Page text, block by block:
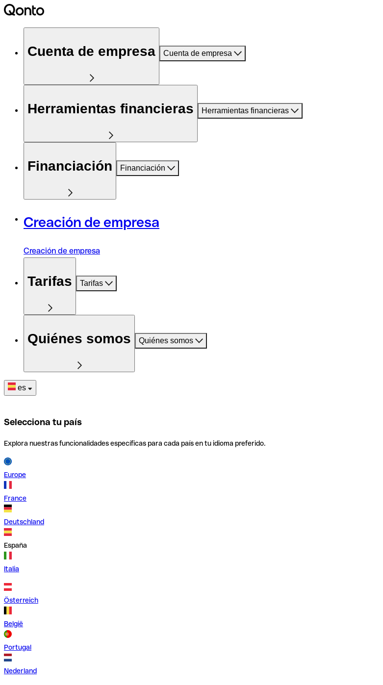
Cuenta de empresa Cuenta de empresa
Herramientas financieras Herramientas financieras
Financiación Financiación
Creación de empresa
Creación de empresa
Tarifas Tarifas
Quiénes somos Quiénes somos
es
Selecciona tu país
Explora nuestras funcionalidades específicas para cada país en tu idioma preferido.
Europe
France
Deutschland
España
Italia
Österreich
België
Portugal
Nederland